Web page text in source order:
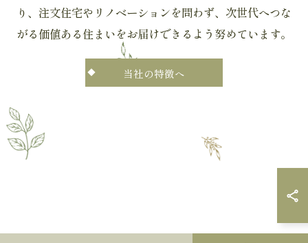
り、注文住宅やリノベーションを問わず、次世代へつな
がる価値ある住まいをお届けできるよう努めています。
当社の特徴へ